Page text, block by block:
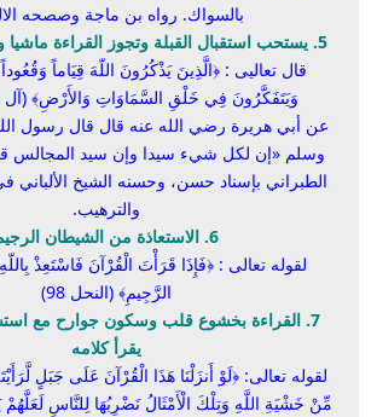
بالسواك. رواه بن ماجة وصصحه
5. يستحب استقبال القبلة وتجوز القراءة ماشيا ومضطجعا وواقفا
قال تعاليى : ﴿الَّذِينَ يَذْكُرُونَ اللّهَ قِيَاماً
وَيَتَفَكَّرُونَ فِي خَلْقِ السَّمَاوَاتِ وَالأَرْضِ﴾ (آل
عن أبي هريرة رضي الله عنه قال قال رسول
وسلم «إن لكل شيء سيدا وإن سيد المجالس
الطبراني بإسناد حسن، وحسنه الشيخ الألباني
والترهيب.
6. الاستعاذة من الشيطان الرجيم
لقوله تعالى : ﴿فَإِذَا قَرَأْتَ الْقُرْآنَ فَاسْتَعِذْ
الرَّجِيمِ﴾ (النحل 98)
7. القراءة بخشوع قلب وسكون جوارح مع
يقرأ كلامه
لقوله تعالى: ﴿لَوْ أَنزَلْنَا هَذَا الْقُرْآنَ عَلَى جَبَلٍ
مِّنْ خَشْيَةِ اللَّهِ وَتِلْكَ الْأَمْثَالُ نَضْرِبُهَا لِلنَّاسِ